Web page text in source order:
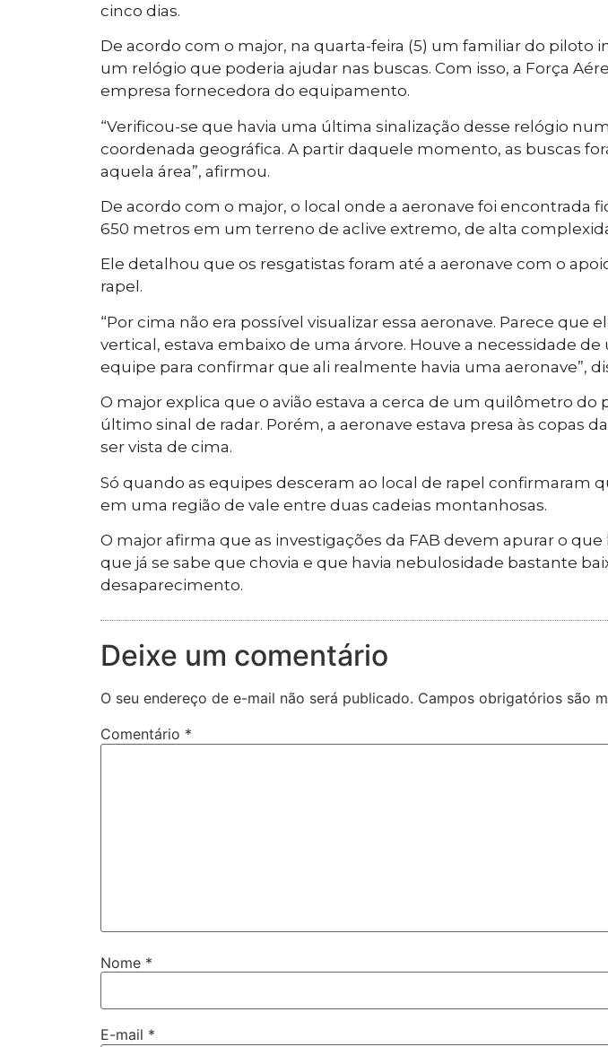
cinco dias.
De acordo com o major, na quarta-feira (5) um familiar do piloto
um relógio que poderia ajudar nas buscas. Com isso, a Força
empresa fornecedora do equipamento.
“Verificou-se que havia uma última sinalização desse relógio
coordenada geográfica. A partir daquele momento, as buscas
aquela área”, afirmou.
De acordo com o major, o local onde a aeronave foi encontrada
650 metros em um terreno de aclive extremo, de alta
Ele detalhou que os resgatistas foram até a aeronave com o
rapel.
“Por cima não era possível visualizar essa aeronave. Parece que
vertical, estava embaixo de uma árvore. Houve a necessidade de
equipe para confirmar que ali realmente havia uma aeronave”,
O major explica que o avião estava a cerca de um quilômetro
último sinal de radar. Porém, a aeronave estava presa às copas
ser vista de cima.
Só quando as equipes desceram ao local de rapel confirmaram
em uma região de vale entre duas cadeias montanhosas.
O major afirma que as investigações da FAB devem apurar o
que já se sabe que chovia e que havia nebulosidade bastante
desaparecimento.
Deixe um comentário
O seu endereço de e-mail não será publicado. Campos obrigatórios são
Comentário *
Nome *
E-mail *